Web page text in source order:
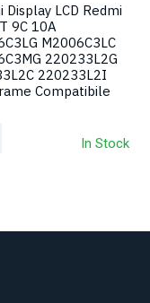
Display LCD Redmi
9C 10A
M2006C3LC
220233L2G
220233L2I
Compatibile
In Stock